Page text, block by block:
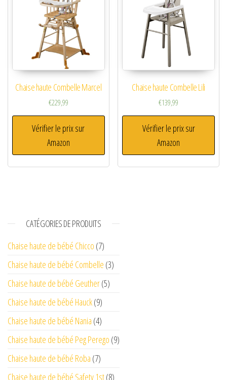
Chaise haute Combelle Marcel
€229,99
Vérifier le prix sur
Amazon
Chaise haute Combelle Lili
€139,99
Vérifier le prix sur
Amazon
CATÉGORIES DE PRODUITS
Chaise haute de bébé Chicco (7)
Chaise haute de bébé Combelle (3)
Chaise haute de bébé Geuther(5)
Chaise haute de bébé Hauck(9)
Chaise haute de bébé Nania (4)
Chaise haute de bébé Peg Perego (9)
Chaise haute de bébé Roba (7)
Chaise haute de bébé Safety 1st(8)